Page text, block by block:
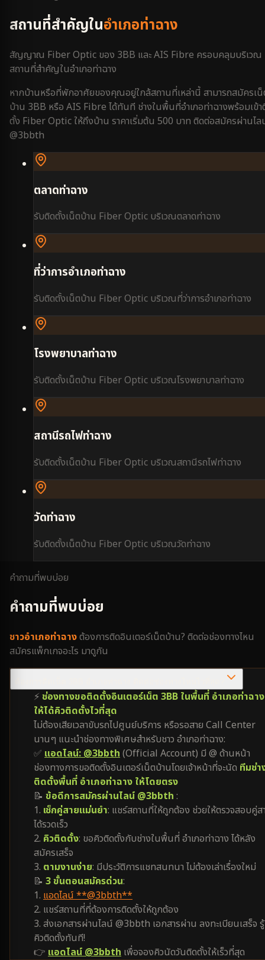
สถานที่สำคัญในอำเภอท่าฉาง
สัญญาณ Fiber Optic ของ 3BB และ AIS Fibre ครอบคลุมบริเวณ
สถานที่สำคัญในอำเภอท่าฉาง
หากบ้านหรือที่พักอาศัยของคุณอยู่ใกล้สถานที่เหล่านี้ สามารถสมัครเ
บ้าน 3BB หรือ AIS Fibre ได้ทันที ช่างในพื้นที่อำเภอท่าฉางพร้อมเข้
ตั้ง Fiber Optic ให้ถึงบ้าน ราคาเริ่มต้น 500 บาท ติดต่อสมัครผ่านไ
@3bbth
ตลาดท่าฉาง
รับติดตั้งเน็ตบ้าน Fiber Optic บริเวณตลาดท่าฉาง
ที่ว่าการอำเภอท่าฉาง
รับติดตั้งเน็ตบ้าน Fiber Optic บริเวณที่ว่าการอำเภอท่าฉาง
โรงพยาบาลท่าฉาง
รับติดตั้งเน็ตบ้าน Fiber Optic บริเวณโรงพยาบาลท่าฉาง
สถานีรถไฟท่าฉาง
รับติดตั้งเน็ตบ้าน Fiber Optic บริเวณสถานีรถไฟท่าฉาง
วัดท่าฉาง
รับติดตั้งเน็ตบ้าน Fiber Optic บริเวณวัดท่าฉาง
คำถามที่พบบ่อย
คำถามที่พบบ่อย
ชาวอำเภอท่าฉางต้องการติดอินเตอร์เน็ตบ้าน? ติดต่อช่องทางไหน
สมัครแพ็กเกจอะไร มาดูกัน
⚡ ช่องทางขอติดตั้งอินเตอร์เน็ต 3BB ในพื้นที่ อำเภอท่าฉาง
ให้ได้คิวติดตั้งไวที่สุด
ไม่ต้องเสียเวลาขับรถไปศูนย์บริการ หรือรอสาย Call Center
นานๆ แนะนำช่องทางพิเศษสำหรับชาว อำเภอท่าฉาง:
✅ แอดไลน์: @3bbth (Official Account) มี @ ด้านหน้า
ช่องทางการขอติดตั้งอินเตอร์เน็ตบ้านโดยเจ้าหน้าที่จะนัด ทีมช่า
ติดตั้งพื้นที่ อำเภอท่าฉาง ให้โดยตรง
📝 ข้อดีการสมัครผ่านไลน์ @3bbth :
1. เช็กคู่สายแม่นยำ: แชร์สถานที่ให้ถูกต้อง ช่วยให้ตรวจสอบคู่ส
ได้รวดเร็ว
2. คิวติดตั้ง: ขอคิวติดตั้งกับช่างในพื้นที่ อำเภอท่าฉาง ได้หลัง
สมัครเสร็จ
3. ตามงานง่าย: มีประวัติการแชทสนทนา ไม่ต้องเล่าเรื่องใหม่
📝 3 ขั้นตอนสมัครด่วน:
1. แอดไลน์ **@3bbth**
2. แชร์สถานที่ที่ต้องการติดตั้งให้ถูกต้อง
3. ส่งเอกสารผ่านไลน์ @3bbth เอกสารผ่าน ลงทะเบียนเสร็จ รู้
คิวติดตั้งทันที!
👉 แอดไลน์ @3bbth เพื่อจองคิวนัดวันติดตั้งให้เร็วที่สุด